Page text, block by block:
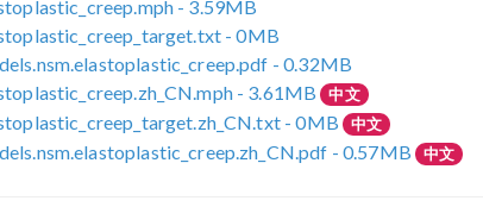
- 3.59MB
- 0MB
- 0.32MB
- 3.61MB 中文
- 0MB 中文
- 0.57MB 中文